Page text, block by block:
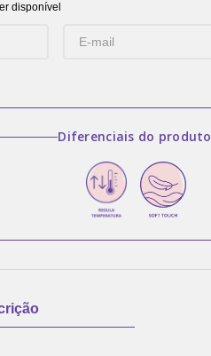
disponível
Diferenciais do produto